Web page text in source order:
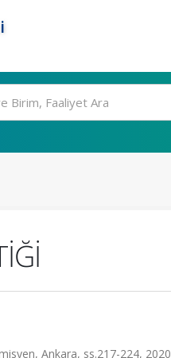
Ankara, ss.217-224, 2020